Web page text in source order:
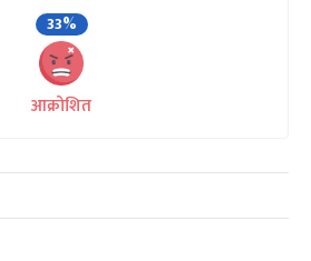
33%
आक्रोशित